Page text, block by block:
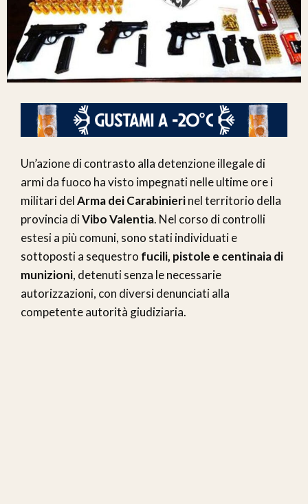
Un’azione di contrasto alla detenzione illegale di
armi da fuoco ha visto impegnati nelle ultime ore i
militari delArma dei Carabinierinel territorio della
provincia diVibo Valentia. Nel corso di controlli
estesi a più comuni, sono stati individuati e
sottoposti a sequestro fucili, pistole e centinaia di
munizioni, detenuti senza le necessarie
autorizzazioni, con diversi denunciati alla
competente autorità giudiziaria.